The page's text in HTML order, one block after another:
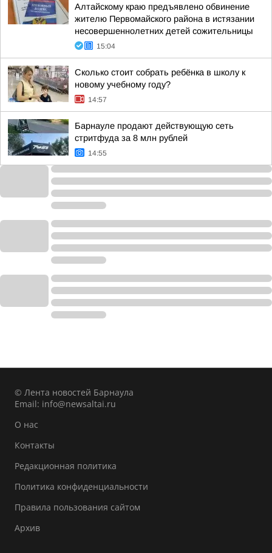
Алтайскому краю предъявлено обвинение
жителю Первомайского района в истязании
несовершеннолетних детей сожительницы
15:04
Сколько стоит собрать ребёнка в школу к
новому учебному году?
14:57
Барнауле продают действующую сеть
стритфуда за 8 млн рублей
14:55
© Лента новостей Барнаула
Email: info@newsaltai.ru
О нас
Контакты
Редакционная политика
Политика конфиденциальности
Правила пользования сайтом
Архив